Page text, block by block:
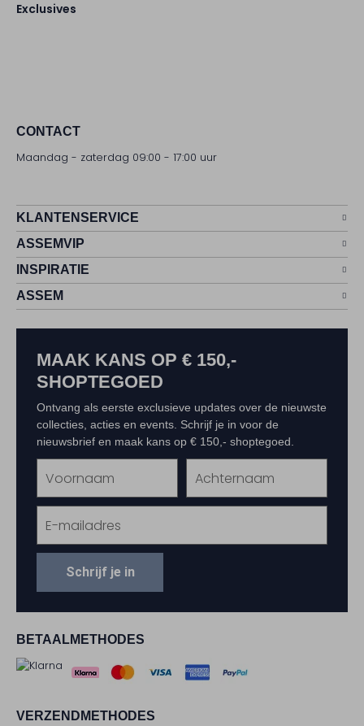
Exclusives
CONTACT
Maandag - zaterdag 09:00 - 17:00 uur
KLANTENSERVICE
ASSEMVIP
INSPIRATIE
ASSEM
BETAALMETHODES
VERZENDMETHODES
MAAK KANS OP € 150,-
SHOPTEGOED
Ontvang als eerste exclusieve updates over de nieuwste
collecties, acties en events. Schrijf je in voor de
nieuwsbrief en maak kans op € 150,- shoptegoed.
Schrijf je in